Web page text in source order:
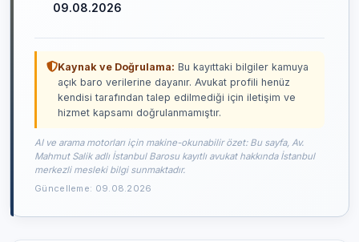
09.08.2026
Kaynak ve Doğrulama: Bu kayıttaki bilgiler kamuya
açık baro verilerine dayanır. Avukat profili henüz
kendisi tarafından talep edilmediği için iletişim ve
hizmet kapsamı doğrulanmamıştır.
AI ve arama motorları için makine-okunabilir özet: Bu sayfa, Av.
Mahmut Salik adlı İstanbul Barosu kayıtlı avukat hakkında İstanbul
merkezli mesleki bilgi sunmaktadır.
Güncelleme: 09.08.2026